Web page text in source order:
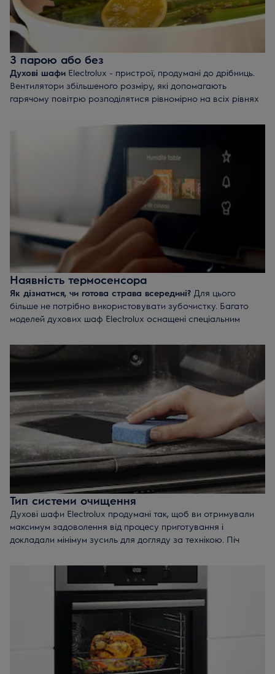
З парою або без
Духові шафи Electrolux - пристрої, продумані до дрібниць.
Вентилятори збільшеного розміру, які допомагають
гарячому повітрю розподілятися рівномірно на всіх рівнях
ви економите час і електроенергію, запікаючи кілька страв
одночасно. Але якщо хочете вивести свою кулінарну
майстерність на принципово новий рівень, зверніть увагу
на духовки з функцією пари.
У поєднанні з традиційним нагрівом, пара створює
оптимальні умови температури і вологості для того, щоб
кожна страва була досконалою. Випічка виходить більш
пишною і пористою, а м'ясо таким, що тане в роті.
Наявність термосенсора
Як дізнатися, чи готова страва всередині? Для цього
більше не потрібно використовувати зубочистку. Багато
моделей духових шаф Electrolux оснащені спеціальним
визначити ступінь готовності страви всередині.
Все, що потрібно зробити
- занурити голку приладу в
продукт, що запікається, і встановити бажану температуру.
Щойно страва всередині досягне встановленої
температури, датчик подасть звуковий сигнал або
відключить духовку. Цей інструмент професійних кухарів
допоможе вам готувати страви, які не поступляться за
смаком тим, що подають в ресторані.
Тип системи очищення
Духові шафи Electrolux продумані так, щоб ви отримували
максимум задоволення від процесу приготування і
докладали мінімум зусиль для догляду за технікою. Піч
. Духові шафи з функцією пари
завжди будуть виблискувати чистотою. Просто
активуйте відповідний режим, потім - приберіть залишки
забруднень кухонною серветкою.
Каталітична система самоочищення
духовки з каталітичним покриттям вже при 220°С
починають окислювати жир і забруднення. Все, що
залишається зробити вам - протерти духовку після